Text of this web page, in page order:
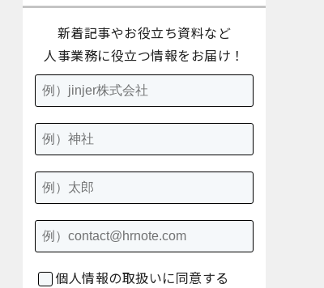
新着記事やお役立ち資料など
人事業務に役立つ情報をお届け！
個人情報の取扱いに同意する